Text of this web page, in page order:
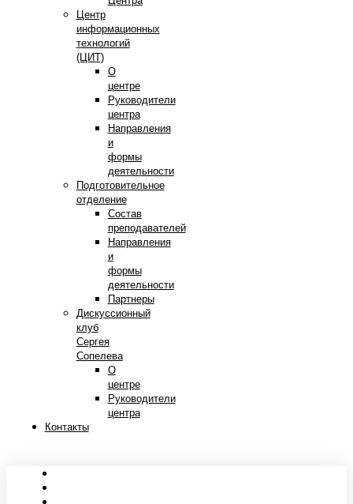
Центр
информационных
технологий
(ЦИТ)
О
центре
Руководители
центра
Направления
и
формы
деятельности
Подготовительное
отделение
Состав
преподавателей
Направления
и
формы
деятельности
Партнеры
Дискуссионный
клуб
Сергея
Сопелева
О
центре
Руководители
центра
Контакты